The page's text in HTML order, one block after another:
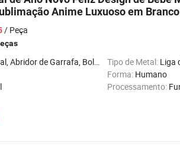
Anime Luxuoso em
/ Peça
Moeda, Porta-Retratos, Relógio de Pulso, Bússola, Gifts Tipo de Metal: Liga
Forma: Humano
Processamento: